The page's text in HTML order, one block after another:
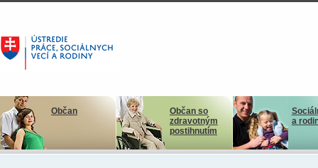
Občan
Občan so
zdravotným
postihnutím
a